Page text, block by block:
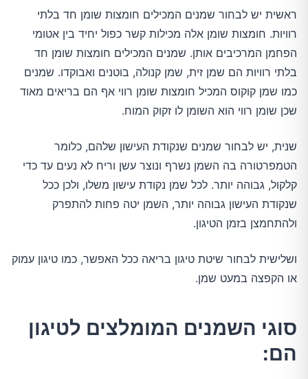
ראשית יש לבחור שמנים המכילים חומצות שומן חד בלתי
רוויות. חומצות שומן אלה מכילות קשר כפול יחיד בין אטומי
הפחמן המרכיבים אותן. שמנים המכילים חומצות שומן חד
בלתי רוויות הם שמן זית, שמן קנולה, בוטנים ואבוקדו. שמנים
כמו שמן קוקוס המכיל חומצות שומן רווי אף הם בריאים מאוד
שכן שומן רווי הוא השומן לו זקוק המוח.
שנית, יש לבחור שמנים שנקודת העישון שלהם, כלומר
הטמפרטורה בה השמן נשרף ונוצר עשן וריח לא נעים עד כדי
קלקול, גבוהה יותר. לכל שמן נקודת עישון משלו, ולכן ככל
שנקודת העישון גבוהה יותר, השמן יטה פחות להתפרק
ולהתחמצן בזמן הטיגון.
ושלישית לבחור שיטת טיגון בריאה ככל האפשר, כמו טיגון עמוק
או הקפצה במעט שמן.
סוגי השמנים המומלצים לטיגון
הם: